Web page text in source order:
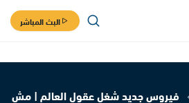
البث المباشر
فيروس جديد شغل عقول العالم | مش